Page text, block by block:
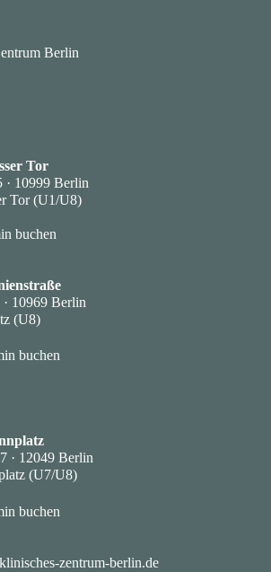
Tor
· 10999 Berlin
Tor (U1/U8)
buchen
10969 Berlin
(U8)
buchen
· 12049 Berlin
(U7/U8)
buchen
zentrum-berlin.de